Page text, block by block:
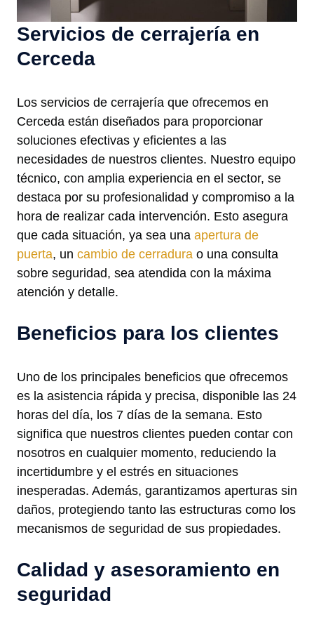
Servicios de cerrajería en
Cerceda
Los servicios de cerrajería que ofrecemos en
Cerceda están diseñados para proporcionar
soluciones efectivas y eficientes a las
necesidades de nuestros clientes. Nuestro equipo
técnico, con amplia experiencia en el sector, se
destaca por su profesionalidad y compromiso a la
hora de realizar cada intervención. Esto asegura
que cada situación, ya sea una apertura de
puerta, un cambio de cerradura o una consulta
sobre seguridad, sea atendida con la máxima
atención y detalle.
Beneficios para los clientes
Uno de los principales beneficios que ofrecemos
es la asistencia rápida y precisa, disponible las 24
horas del día, los 7 días de la semana. Esto
significa que nuestros clientes pueden contar con
nosotros en cualquier momento, reduciendo la
incertidumbre y el estrés en situaciones
inesperadas. Además, garantizamos aperturas sin
daños, protegiendo tanto las estructuras como los
mecanismos de seguridad de sus propiedades.
Calidad y asesoramiento en
seguridad